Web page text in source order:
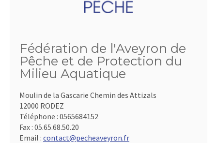
Fédération de l'Aveyron de
Pêche et de Protection du
Milieu Aquatique
Moulin de la Gascarie Chemin des Attizals
12000 RODEZ
Téléphone : 0565684152
Fax : 05.65.68.50.20
Email : contact@pecheaveyron.fr